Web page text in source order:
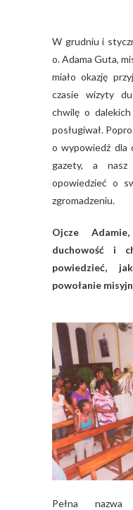
W grudniu i
o. Adama Guta,
miało okazję
czasie wizyty
chwilę o
posługiwał.
o wypowiedź dla
gazety, a
opowiedzieć o
zgromadzeniu.
Ojcze
duchowość i
powiedzieć,
powołanie
Pełna